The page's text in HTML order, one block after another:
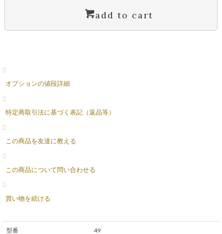
add to cart
オプションの値段詳細
特定商取引法に基づく表記（返品等）
この商品を友達に教える
この商品について問い合わせる
買い物を続ける
型番 49